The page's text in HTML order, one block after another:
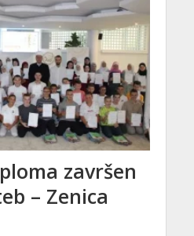
završen
– Zenica